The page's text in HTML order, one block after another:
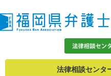
法律相談センタ